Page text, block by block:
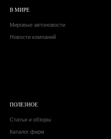
В МИРЕ
Мировые автоновости
Новости компаний
ПОЛЕЗНОЕ
Статьи и обзоры
Каталог фирм